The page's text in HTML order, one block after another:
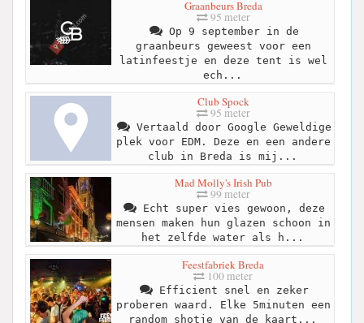
Graanbeurs Breda
95 meter
Op 9 september in de
graanbeurs geweest voor een
latinfeestje en deze tent is wel
ech...
Club Spock
95 meter
Vertaald door Google Geweldige
plek voor EDM. Deze en een andere
club in Breda is mij...
Mad Molly's Irish Pub
99 meter
Echt super vies gewoon, deze
mensen maken hun glazen schoon in
het zelfde water als h...
Feestfabriek Breda
100 meter
Efficient snel en zeker
proberen waard. Elke 5minuten een
random shotje van de kaart...